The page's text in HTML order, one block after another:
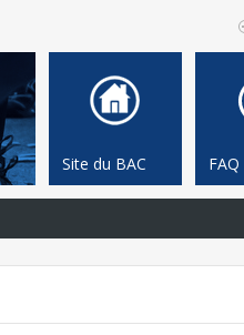
FAQ
Site du BAC